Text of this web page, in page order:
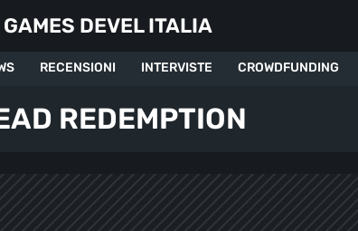
DEVEL ITALIA
RECENSIONI INTERVISTE CROWDFUNDING
REDEMPTION